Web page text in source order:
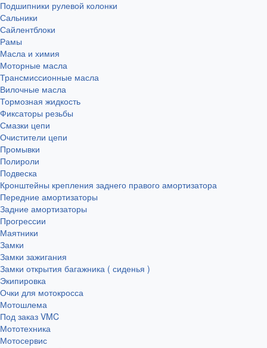
Подшипники рулевой колонки
Сальники
Сайлентблоки
Рамы
Масла и химия
Моторные масла
Трансмиссионные масла
Вилочные масла
Тормозная жидкость
Фиксаторы резьбы
Смазки цепи
Очистители цепи
Промывки
Полироли
Подвеска
Кронштейны крепления заднего правого амортизатора
Передние амортизаторы
Задние амортизаторы
Прогрессии
Маятники
Замки
Замки зажигания
Замки открытия багажника ( сиденья )
Экипировка
Очки для мотокросса
Мотошлема
Под заказ VMC
Мототехника
Мотосервис